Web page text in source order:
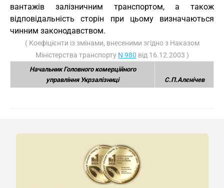
вантажів залізничним транспортом, а також
відповідальність сторін при цьому визначаються
чинним законодавством.
( Коефіцієнти із змінами, внесеними згідно з Наказом
Міністерства транспорту N 980 від 16.12.2003 )
Начальник Головного комерційного
управління Укрзалізниці
С.П.Алєнічев